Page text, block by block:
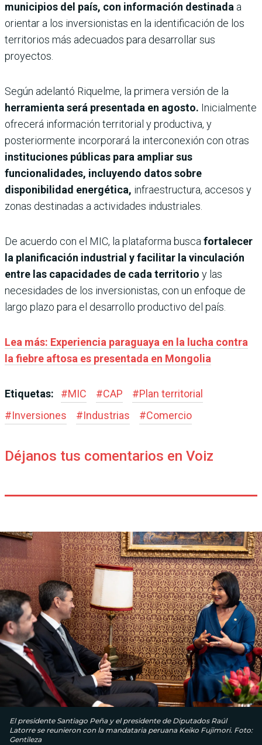
municipios del país, con información destinada a
orientar a los inversionistas en la identificación de los
territorios más adecuados para desarrollar sus
proyectos.
Según adelantó Riquelme, la primera versión de la
herramienta será presentada en agosto. Inicialmente
ofrecerá información territorial y productiva, y
posteriormente incorporará la interconexión con otras
instituciones públicas para ampliar sus
funcionalidades, incluyendo datos sobre
disponibilidad energética, infraestructura, accesos y
zonas destinadas a actividades industriales.
De acuerdo con el MIC, la plataforma buscafortalecer
la planificación industrial y facilitar la vinculación
entre las capacidades de cada territorio y las
necesidades de los inversionistas, con un enfoque de
largo plazo para el desarrollo productivo del país.
Lea más: Experiencia paraguaya en la lucha contra
la fiebre aftosa es presentada en Mongolia
Etiquetas: #MIC #CAP #Plan territorial
#Inversiones #Industrias #Comercio
Déjanos tus comentarios en Voiz
El presidente Santiago Peña y el presidente de Diputados Raúl
Latorre se reunieron con la mandataria peruana Keiko Fujimori. Foto:
Gentileza